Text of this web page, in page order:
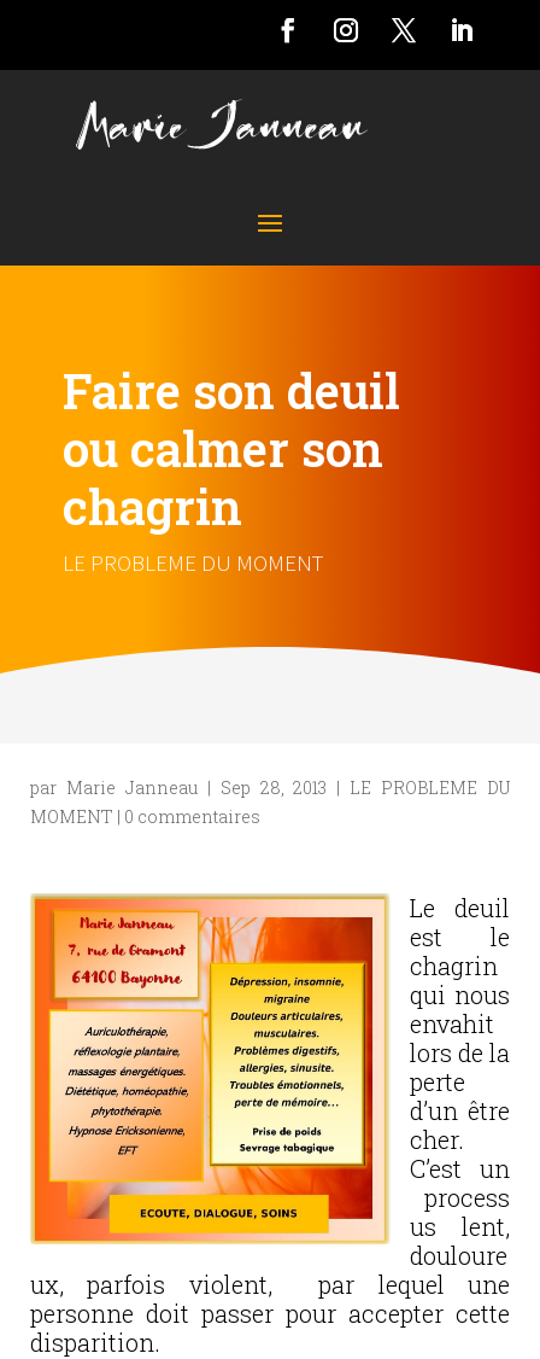
Faire son deuil
ou calmer son
chagrin
LE PROBLEME DU MOMENT
par Marie Janneau| Sep 28, 2013 | LE PROBLEME DU
MOMENT | 0 commentaires
Le deuil
est le
chagrin
qui nous
envahit
lors de la
perte
d’un être
cher.
C’est un
process
us lent,
douloure
ux, parfois violent, par lequel une
personne doit passer pour accepter cette
disparition.